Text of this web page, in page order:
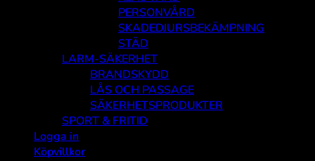
PERSONVÅRD
SKADEDJURSBEKÄMPNING
STÄD
LARM-SÄKERHET
BRANDSKYDD
LÅS OCH PASSAGE
SÄKERHETSPRODUKTER
SPORT & FRITID
Logga in
Köpvillkor